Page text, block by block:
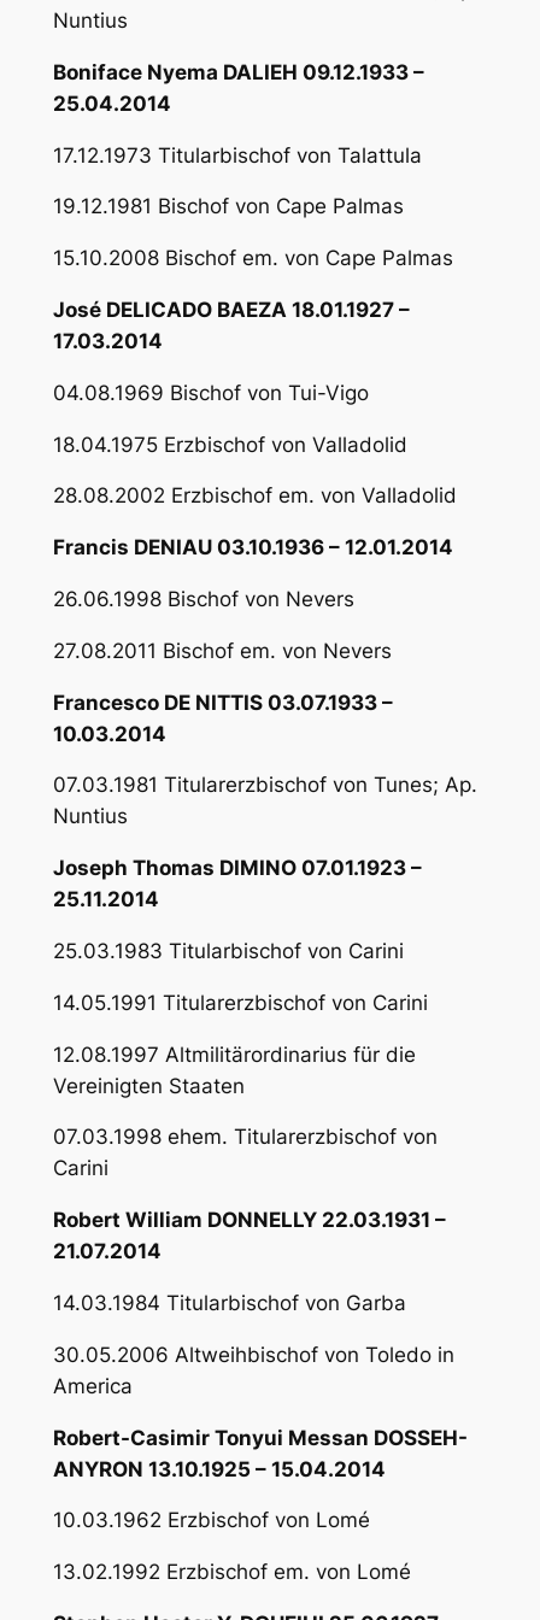
Nuntius
Boniface Nyema DALIEH 09.12.1933 –
25.04.2014
17.12.1973 Titularbischof von Talattula
19.12.1981 Bischof von Cape Palmas
15.10.2008 Bischof em. von Cape Palmas
José DELICADO BAEZA 18.01.1927 –
17.03.2014
04.08.1969 Bischof von Tui-Vigo
18.04.1975 Erzbischof von Valladolid
28.08.2002 Erzbischof em. von Valladolid
Francis DENIAU 03.10.1936 – 12.01.2014
26.06.1998 Bischof von Nevers
27.08.2011 Bischof em. von Nevers
Francesco DE NITTIS 03.07.1933 –
10.03.2014
07.03.1981 Titularerzbischof von Tunes; Ap.
Nuntius
Joseph Thomas DIMINO 07.01.1923 –
25.11.2014
25.03.1983 Titularbischof von Carini
14.05.1991 Titularerzbischof von Carini
12.08.1997 Altmilitärordinarius für die
Vereinigten Staaten
07.03.1998 ehem. Titularerzbischof von
Carini
Robert William DONNELLY 22.03.1931 –
21.07.2014
14.03.1984 Titularbischof von Garba
30.05.2006 Altweihbischof von Toledo in
America
Robert-Casimir Tonyui Messan DOSSEH-
ANYRON 13.10.1925 – 15.04.2014
10.03.1962 Erzbischof von Lomé
13.02.1992 Erzbischof em. von Lomé